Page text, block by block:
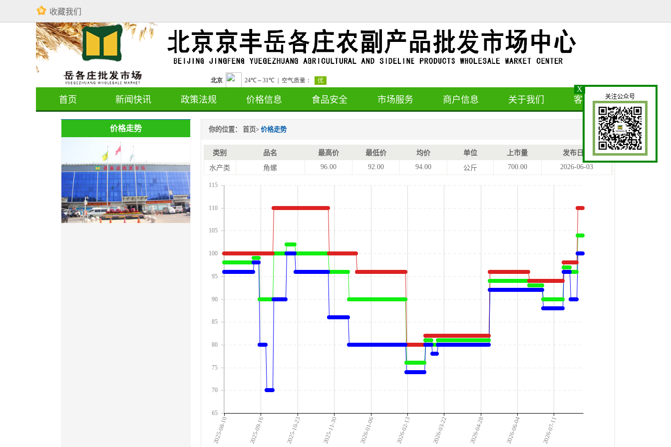
收藏我们
首页 新闻快讯 政策法规 价格信息 食品安全 市场服务 商户信息 关于我们 客户留言
价格走势 你的位置： 首页> 价格走势
类别 品名 最高价 最低价 均价 单位 上市量
发布日期
水产类
角螺 96.00 92.00 94.00 公斤 700.00 2026-06-03
2025-08-10 2025-09-16 2025-10-23 2025-11-30 2026-01-06 2026-02-13 2026-03-22 2026-04-28 2026-06-04 2026-07-11
65
70
75
80
85
90
95
100
105
110
115
关注公众号
X